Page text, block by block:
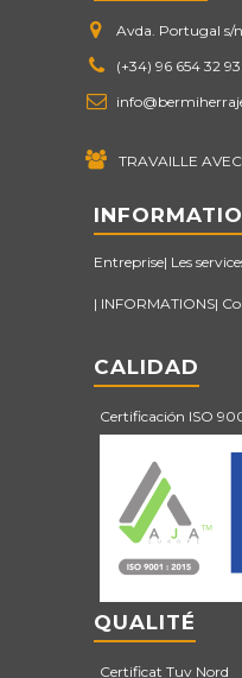
Avda. Portugal s/
(+34) 96 654 32 93
TRAVAILLE
Entreprise Les
INFORMATIONS
CALIDAD
Certificación ISO
QUALITÉ
Certificat Tuv Nord